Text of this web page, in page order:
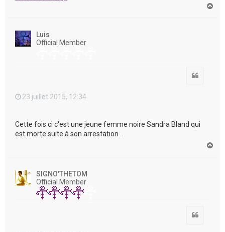
Luis
Official Member
23 juillet 2015, 12:34
Cette fois ci c'est une jeune femme noire Sandra Bland qui
est morte suite à son arrestation .
SIGNO'THETOM
Official Member